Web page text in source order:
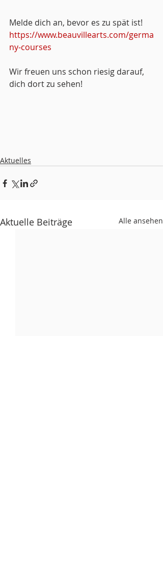
Melde dich an, bevor es zu spät ist!
https://www.beauvillearts.com/germa
ny-courses
Wir freuen uns schon riesig darauf,
dich dort zu sehen!
Aktuelles
Aktuelle Beiträge Alle ansehen